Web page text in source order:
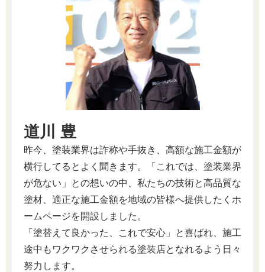
道川 豊
昨今、塗装業界は詐称や手抜き、高額な施工金額が
横行してるとよく聞きます。「これでは、塗装業界
が危ない」との想いの中、私たちの技術と高品質な
塗材、適正な施工金額を地域の皆様へ提供したくホ
ームページを開設しました。
「塗替えて良かった、これで安心」と喜ばれ、施工
途中もワクワクさせられる塗装店となれるよう日々
努力します。